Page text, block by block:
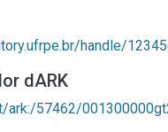
handle/
dARK
ark:/57462/